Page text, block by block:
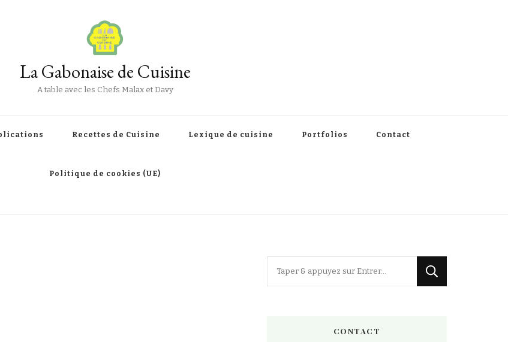
La Gabonaise de Cuisine
A table avec les Chefs Malax et Davy
Recettes de Cuisine Lexique de cuisine Portfolios Contact
Politique de cookies (UE)
CONTACT